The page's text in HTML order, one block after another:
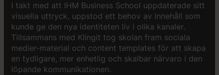
I takt med att IHM Business School uppdaterade sitt
visuella uttryck, uppstod ett behov av innehåll som
kunde ge den nya identiteten liv i olika kanaler.
Tillsammans med Klingit tog skolan fram sociala
medier-material och content templates för att skapa
en tydligare, mer enhetlig och skalbar närvaro i den
löpande kommunikationen.